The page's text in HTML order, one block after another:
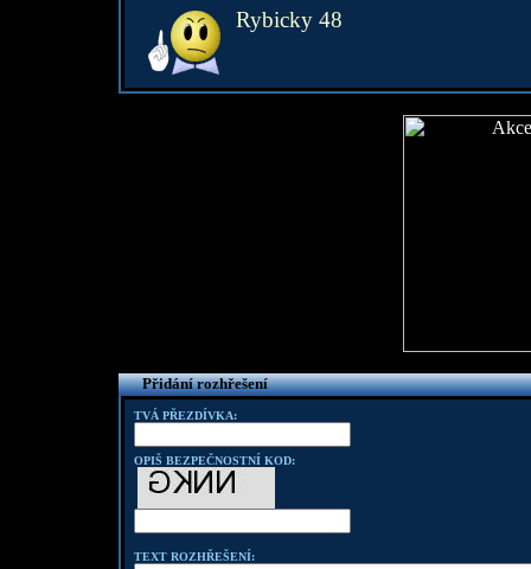
Rybicky 48
Přidání rozhřešení
TVÁ PŘEZDÍVKA:
OPIŠ BEZPEČNOSTNÍ KOD:
TEXT ROZHŘEŠENÍ: